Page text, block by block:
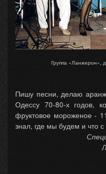
Группа «Ланжерон»,
Пишу песни, делаю
Одессу 70-80-х годов,
фруктовое мороженое -
знал, где мы будем и что